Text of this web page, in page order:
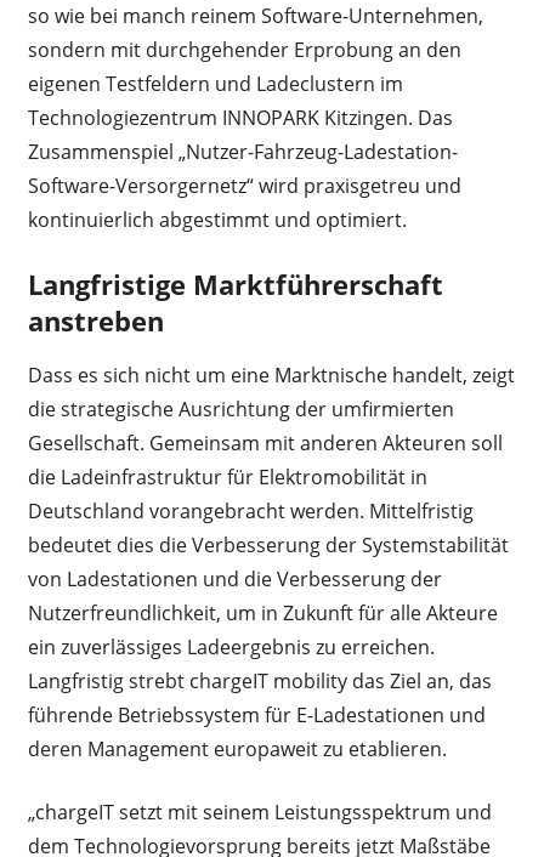
so wie bei manch reinem Software-Unternehmen,
sondern mit durchgehender Erprobung an den
eigenen Testfeldern und Ladeclustern im
Technologiezentrum INNOPARK Kitzingen. Das
Zusammenspiel „Nutzer-Fahrzeug-Ladestation-
Software-Versorgernetz“ wird praxisgetreu und
kontinuierlich abgestimmt und optimiert.
Langfristige Marktführerschaft
anstreben
Dass es sich nicht um eine Marktnische handelt, zeigt
die strategische Ausrichtung der umfirmierten
Gesellschaft. Gemeinsam mit anderen Akteuren soll
die Ladeinfrastruktur für Elektromobilität in
Deutschland vorangebracht werden. Mittelfristig
bedeutet dies die Verbesserung der Systemstabilität
von Ladestationen und die Verbesserung der
Nutzerfreundlichkeit, um in Zukunft für alle Akteure
ein zuverlässiges Ladeergebnis zu erreichen.
Langfristig strebt chargeIT mobility das Ziel an, das
führende Betriebssystem für E-Ladestationen und
deren Management europaweit zu etablieren.
„chargeIT setzt mit seinem Leistungsspektrum und
dem Technologievorsprung bereits jetzt Maßstäbe